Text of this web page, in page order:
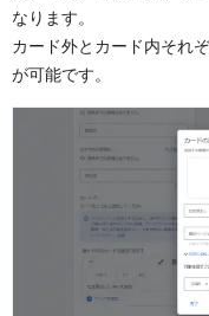
なります。
カード外とカード内それ
が可能です。